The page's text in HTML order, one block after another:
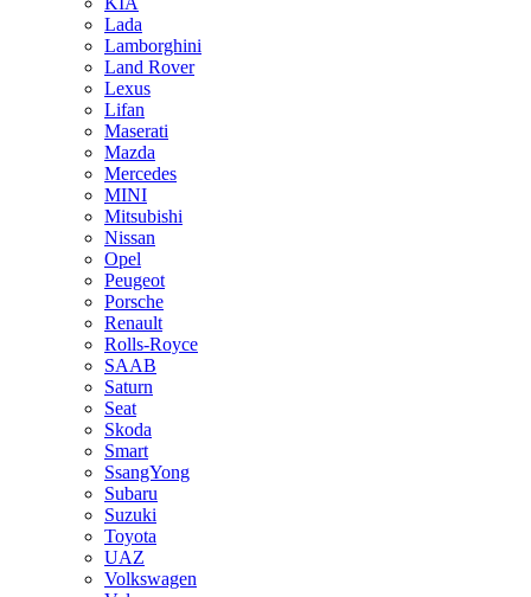
Lada
Lamborghini
Land Rover
Lexus
Lifan
Maserati
Mazda
Mercedes
MINI
Mitsubishi
Nissan
Opel
Peugeot
Porsche
Renault
Rolls-Royce
SAAB
Saturn
Seat
Skoda
Smart
SsangYong
Subaru
Suzuki
Toyota
UAZ
Volkswagen